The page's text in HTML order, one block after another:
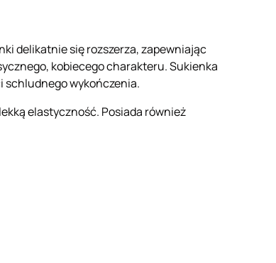
delikatnie się rozszerza, zapewniając
kobiecego charakteru. Sukienka
schludnego wykończenia.
elastyczność. Posiada również